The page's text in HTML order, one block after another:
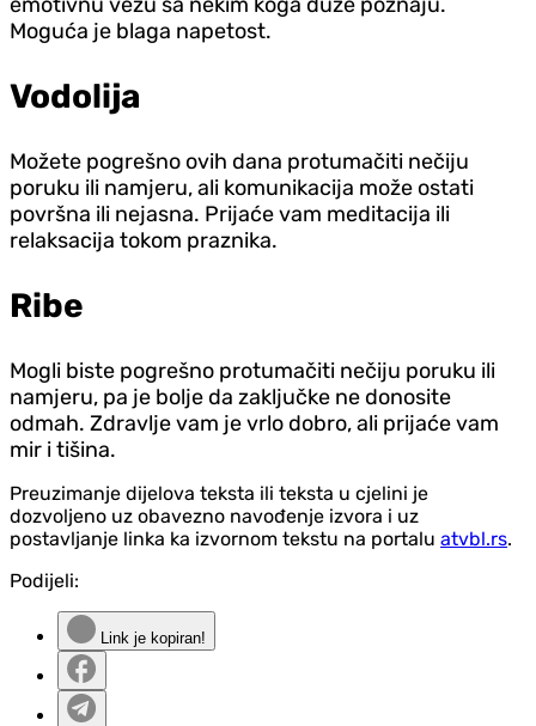
Moguća je blaga napetost.
Vodolija
Možete pogrešno ovih dana protumačiti nečiju
poruku ili namjeru, ali komunikacija može ostati
površna ili nejasna. Prijaće vam meditacija ili
relaksacija tokom praznika.
Ribe
Mogli biste pogrešno protumačiti nečiju poruku ili
namjeru, pa je bolje da zaključke ne donosite
odmah. Zdravlje vam je vrlo dobro, ali prijaće vam
mir i tišina.
Preuzimanje dijelova teksta ili teksta u cjelini je
dozvoljeno uz obavezno navođenje izvora i uz
postavljanje linka ka izvornom tekstu na portalu atvbl.rs.
Podijeli:
Link je kopiran!